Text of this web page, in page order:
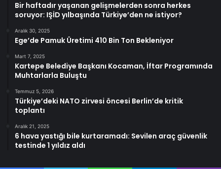
Bir haftadır yaşanan gelişmelerden sonra herkes
soruyor: IŞİD yılbaşında Türkiye’den ne istiyor?
Aralık 30, 2025
Ege’de Pamuk Üretimi 410 Bin Ton Bekleniyor
Mart 7, 2025
Kartepe Belediye Başkanı Kocaman, İftar Programında
Muhtarlarla Buluştu
Temmuz 5, 2026
Türkiye’deki NATO zirvesi öncesi Berlin’de kritik
toplantı
Aralık 21, 2025
6 hava yastığı bile kurtaramadı: Sevilen araç güvenlik
testinde 1 yıldız aldı